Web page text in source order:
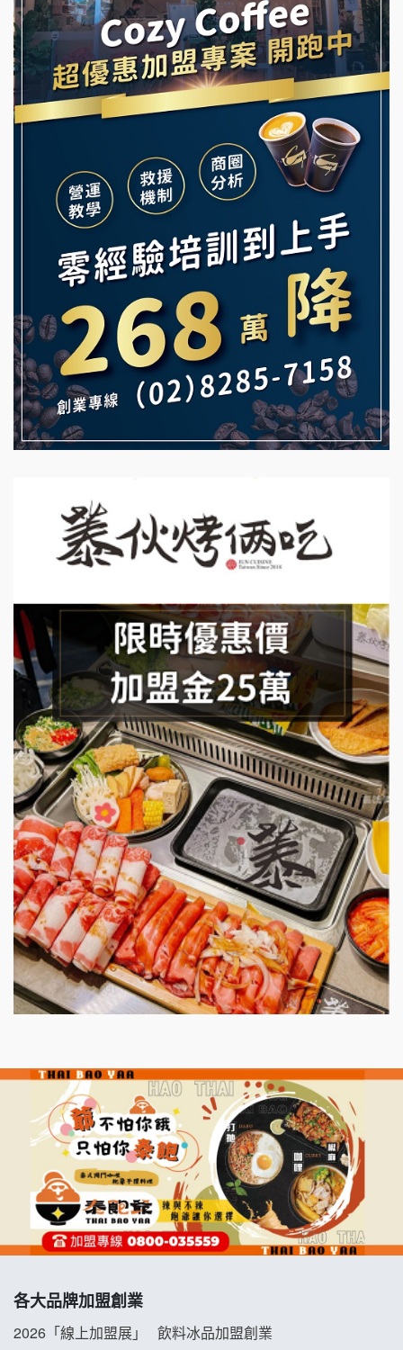
霏等茶加盟說明會
早安山丘加盟說明會
冰封仙果加盟說明會
Ramble Café 漫步藍咖啡加盟說明會
微風亭鐵板燒加盟說明會
鮮茶道加盟說明會
【曉妍美妝】誠徵行政櫃檯
自助洗衣店誠徵代洗收送人員(台中市)
MUSHEN徵SPA美容芳療師
日十。早午食加盟說明會
阿性情趣無人販售所加盟明會
龍涎居好湯加盟說明會
舒油頭加盟說明會
義氣豐發雞加盟說明會
Mr.Wish加盟說明會
白鬍泡泡 BOHO POPO加盟說明會
雞咕雞咕加盟說明會
TEA TOP加盟說明會
珍好味臭臭鍋加盟說明會
日十。早午食加盟說明會
上宇林加盟說明會
莫尼早餐Morni加盟說明會
手作功夫茶加盟說明會
SHARE TEA歇腳亭加盟說明會
潮味決-湯滷專門店加盟說明會
鬍子茶加盟說明會
鮮茶道加盟說明會
微風亭鐵板燒加盟說明會
漫步藍咖啡加盟說明會
明石章魚燒加盟說明會
出櫃加盟說明會
七盞茶加盟說明會
拉亞漢堡加盟說明會
杜芳子古味茶鋪加盟說明會
優握握×酸奶大獅加盟說明會
各大品牌加盟創業
2026「線上加盟展」
飲料冰品加盟創業